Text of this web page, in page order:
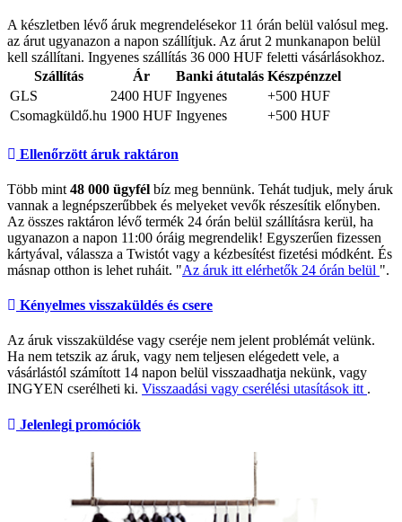
A készletben lévő áruk megrendelésekor 11 órán belül valósul meg.
az árut ugyanazon a napon szállítjuk. Az árut 2 munkanapon belül
kell szállítani. Ingyenes szállítás 36 000 HUF feletti vásárlásokhoz.
Szállítás
Ár Banki átutalás Készpénzzel
GLS
2400 HUF Ingyenes
+500 HUF
Csomagküldő.hu 1900 HUF Ingyenes +500 HUF
Ellenőrzött áruk raktáron
Több mint 48 000 ügyfél bíz meg bennünk. Tehát tudjuk, mely áruk
vannak a legnépszerűbbek és melyeket vevők részesítik előnyben.
Az összes raktáron lévő termék 24 órán belül szállításra kerül, ha
ugyanazon a napon 11:00 óráig megrendelik! Egyszerűen fizessen
kártyával, válassza a Twistót vagy a kézbesítést fizetési módként. És
másnap otthon is lehet ruháit. "Az áruk itt elérhetők 24 órán belül ".
Kényelmes visszaküldés és csere
Az áruk visszaküldése vagy cseréje nem jelent problémát velünk.
Ha nem tetszik az áruk, vagy nem teljesen elégedett vele, a
vásárlástól számított 14 napon belül visszaadhatja nekünk, vagy
INGYEN cserélheti ki. Visszaadási vagy cserélési utasítások itt .
Jelenlegi promóciók